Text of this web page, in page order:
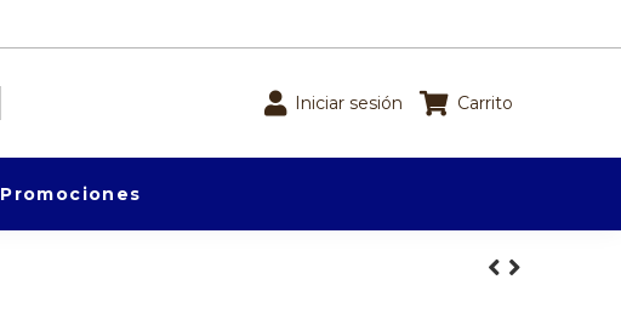
Iniciar sesión Carrito
Promociones